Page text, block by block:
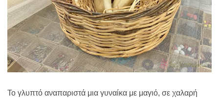
Το γλυπτό αναπαριστά μια γυναίκα με μαγιό, σε χαλαρή